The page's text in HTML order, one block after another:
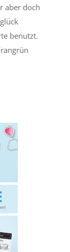
aber doch
benutzt.